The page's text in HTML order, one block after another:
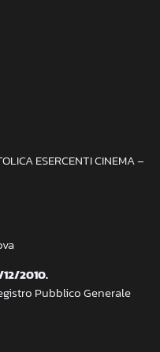
ESERCENTI CINEMA –
2010.
Pubblico Generale